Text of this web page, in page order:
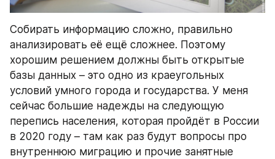
Собирать информацию сложно, правильно
анализировать её ещё сложнее. Поэтому
хорошим решением должны быть открытые
базы данных – это одно из краеугольных
условий умного города и государства. У меня
сейчас большие надежды на следующую
перепись населения, которая пройдёт в России
в 2020 году – там как раз будут вопросы про
внутреннюю миграцию и прочие занятные